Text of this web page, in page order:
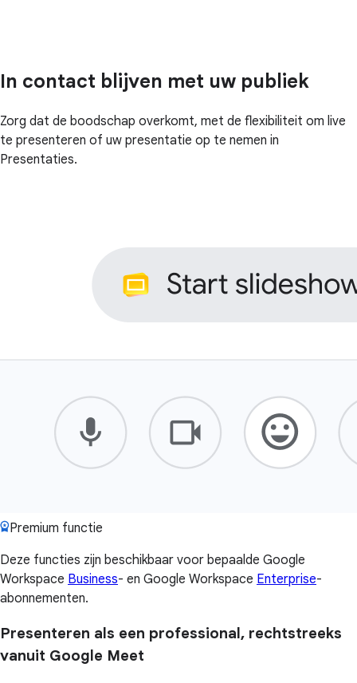
In contact blijven met uw publiek
Zorg dat de boodschap overkomt, met de flexibiliteit om live
te presenteren of uw presentatie op te nemen in
Presentaties.
Premium functie
Deze functies zijn beschikbaar voor bepaalde Google
Workspace Business- en Google Workspace Enterprise-
abonnementen.
Presenteren als een professional, rechtstreeks
vanuit Google Meet